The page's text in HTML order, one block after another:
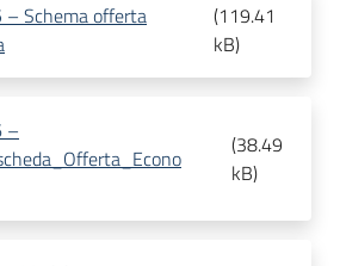
– Schema offerta
(119.41
kB)
–
(38.49
kB)